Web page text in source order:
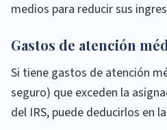
medios para reducir sus
Gastos de atención
Si tiene gastos de atención
seguro) que exceden la
del IRS, puede deducirlos en